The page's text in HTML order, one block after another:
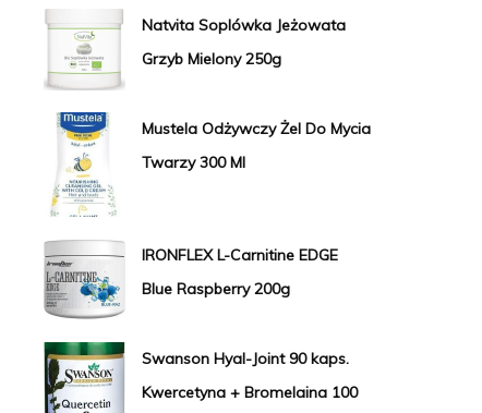
Natvita Soplówka Jeżowata
Grzyb Mielony 250g
Mustela Odżywczy Żel Do Mycia
Twarzy 300 Ml
IRONFLEX L-Carnitine EDGE
Blue Raspberry 200g
Swanson Hyal-Joint 90 kaps.
Kwercetyna + Bromelaina 100